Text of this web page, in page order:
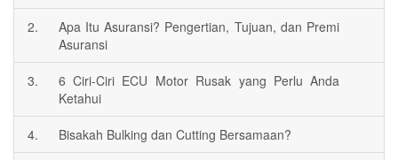
2.
Apa Itu Asuransi? Pengertian, Tujuan, dan Premi
Asuransi
3.
6 Ciri-Ciri ECU Motor Rusak yang Perlu Anda
Ketahui
4. Bisakah Bulking dan Cutting Bersamaan?